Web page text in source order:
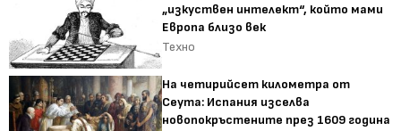
„изкуствен интелект“, който мами
Европа близо век
Техно
На четирийсет километра от
Сеута: Испания изселва
новопокръстените през 1609 година